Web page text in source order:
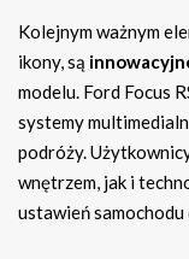
Kolejnym ważnym
ikony, są
modelu. Ford Focus
systemy
podróży.
wnętrzem, jak i
ustawień